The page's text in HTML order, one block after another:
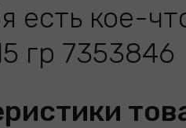
есть кое-
гр 7353846